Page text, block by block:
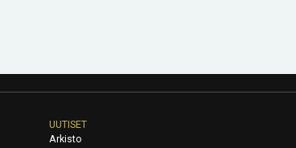
UUTISET
Arkisto